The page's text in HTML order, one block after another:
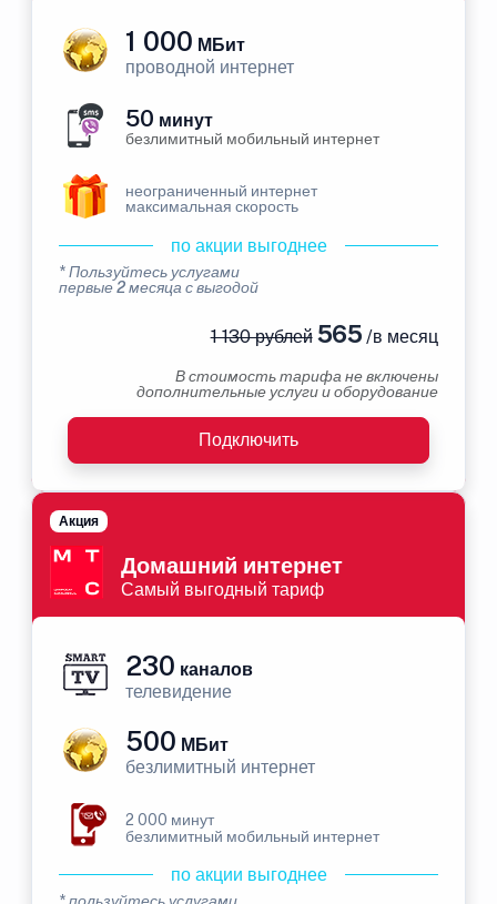
1 000 МБит
проводной интернет
50 минут
безлимитный мобильный интернет
неограниченный интернет
максимальная скорость
по акции выгоднее
* Пользуйтесь услугами
первые 2 месяца с выгодой
1 130 рублей565 /в месяц
В стоимость тарифа не включены
дополнительные услуги и оборудование
Подключить
Домашний интернет
Самый выгодный тариф
Акция
230 каналов
телевидение
500 МБит
безлимитный интернет
2 000 минут
безлимитный мобильный интернет
по акции выгоднее
* пользуйтесь услугами